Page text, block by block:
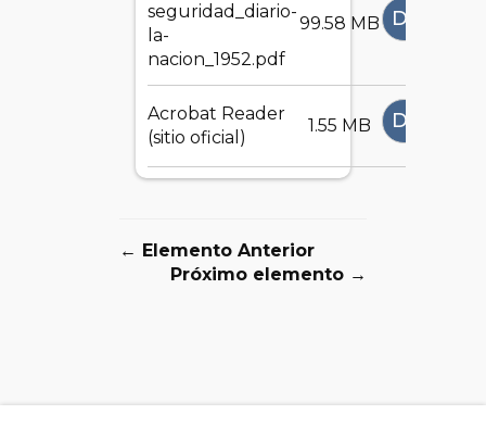
seguridad_diario-
la-
nacion_1952.pdf
99.58 MB
Acrobat Reader
(sitio oficial)
1.55 MB
← Elemento Anterior
Próximo elemento →